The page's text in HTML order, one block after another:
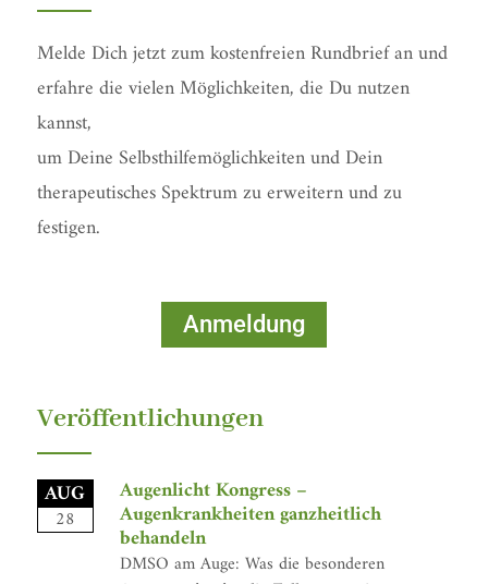
Melde Dich jetzt zum kostenfreien Rundbrief an und
erfahre die vielen Möglichkeiten, die Du nutzen
kannst,
um Deine Selbsthilfemöglichkeiten und Dein
therapeutisches Spektrum zu erweitern und zu
festigen.
Anmeldung
Veröffentlichungen
AUG
28
Augenlicht Kongress –
Augenkrankheiten ganzheitlich
behandeln
DMSO am Auge: Was die besonderen